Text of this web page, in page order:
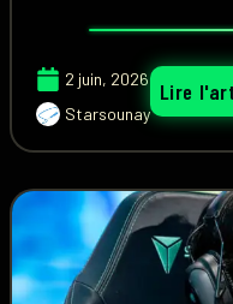
2 juin, 2026
Starsounay
Lire